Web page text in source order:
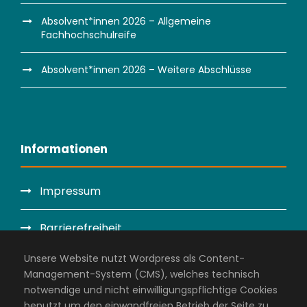
Absolvent*innen 2026 – Allgemeine
Fachhochschulreife
Absolvent*innen 2026 – Weitere Abschlüsse
Informationen
Impressum
Barrierefreiheit
Datenschutzerklärung
Administration
Unsere Website nutzt Wordpress als Content-
Management-System (CMS), welches technisch
notwendige und nicht einwilligungspflichtige Cookies